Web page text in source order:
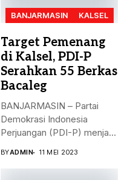
BANJARMASIN KALSEL
Target Pemenang
di Kalsel, PDI-P
Serahkan 55 Berkas
Bacaleg
BANJARMASIN – Partai
Demokrasi Indonesia
Perjuangan (PDI-P) menjadi
BYADMIN 11 MEI 2023